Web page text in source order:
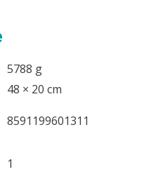
5788 g
48 × 20 cm
8591199601311
1